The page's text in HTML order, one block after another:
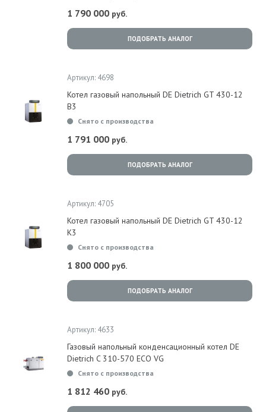
1 790 000 руб.
ПОДОБРАТЬ АНАЛОГ
Артикул: 4698
Котел газовый напольный DE Dietrich GT 430-12
B3
Снято с производства
1 791 000 руб.
ПОДОБРАТЬ АНАЛОГ
Артикул: 4705
Котел газовый напольный DE Dietrich GT 430-12
K3
Снято с производства
1 800 000 руб.
ПОДОБРАТЬ АНАЛОГ
Артикул: 4633
Газовый напольный конденсационный котел DE
Dietrich C 310-570 ECO VG
Снято с производства
1 812 460 руб.